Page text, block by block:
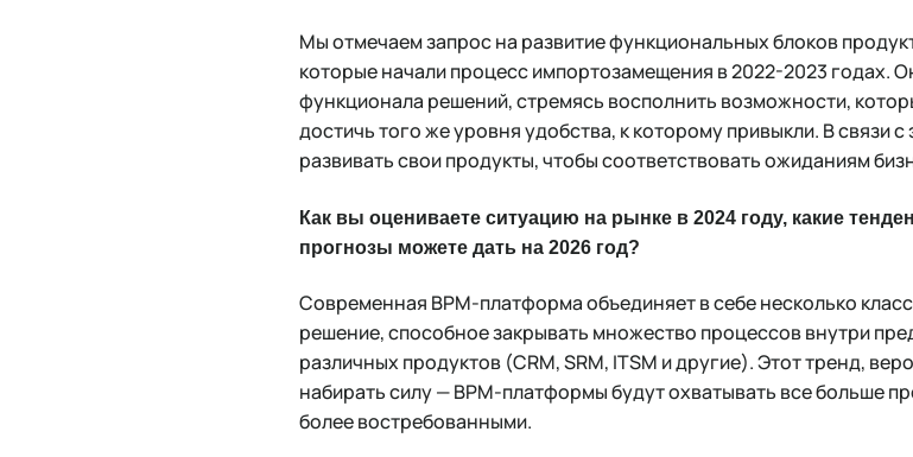
Мы отмечаем запрос на развитие функциональных блоков
которые начали процесс импортозамещения в 2022-2023 годах.
функционала решений, стремясь восполнить возможности,
достичь того же уровня удобства, к которому привыкли. В связи
развивать свои продукты, чтобы соответствовать ожиданиям
Как вы оцениваете ситуацию на рынке в 2024 году, какие
прогнозы можете дать на 2026 год?
Современная BPM-платформа объединяет в себе несколько
решение, способное закрывать множество процессов внутри
различных продуктов (CRM, SRM, ITSM и другие). Этот тренд,
набирать силу — BPM-платформы будут охватывать все больше
более востребованными.